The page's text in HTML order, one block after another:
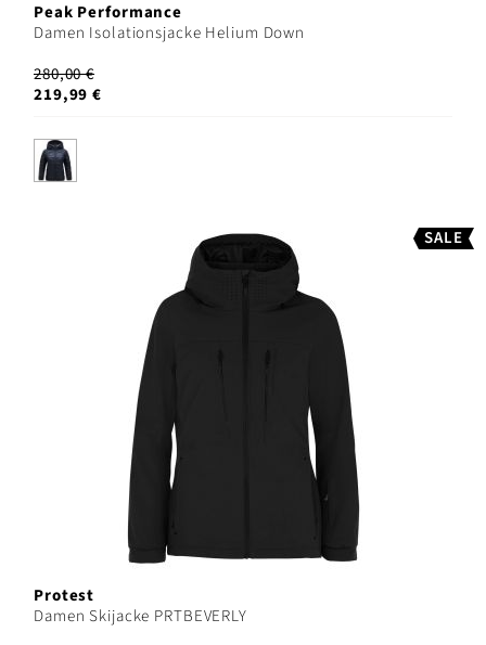
Peak Performance
Damen Isolationsjacke Helium Down
280,00 €
219,99 €
SALE
Protest
Damen Skijacke PRTBEVERLY